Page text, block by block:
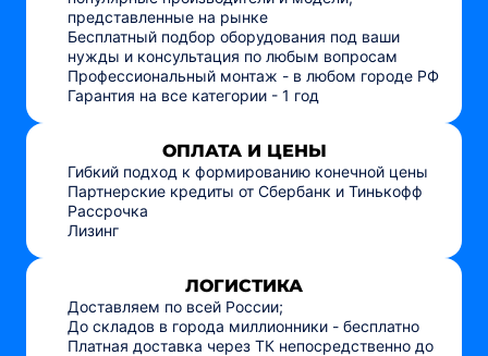
представленные на рынке
Бесплатный подбор оборудования под ваши
нужды и консультация по любым вопросам
Профессиональный монтаж - в любом городе РФ
Гарантия на все категории - 1 год
ОПЛАТА И ЦЕНЫ
Гибкий подход к формированию конечной цены
Партнерские кредиты от Сбербанк и Тинькофф
Рассрочка
Лизинг
ЛОГИСТИКА
Доставляем по всей России;
До складов в города миллионники - бесплатно
Платная доставка через ТК непосредственно до